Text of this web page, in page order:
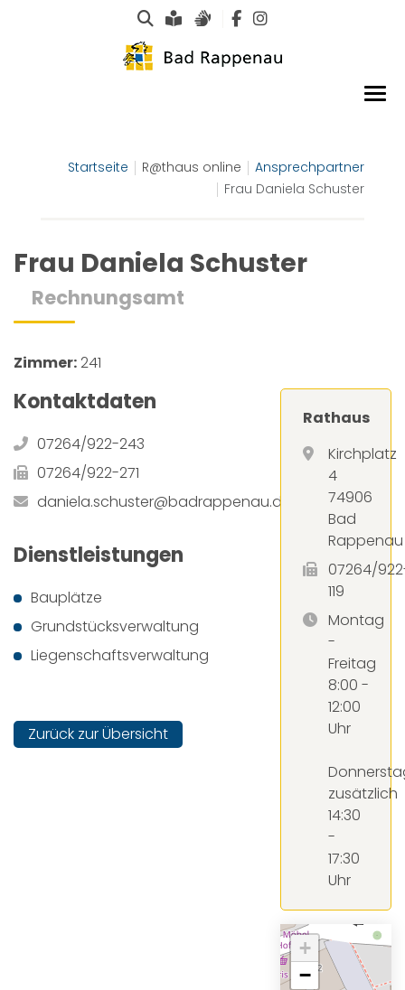
Suche
Leichte Sprache
Gebärdensprachen
Startseite R@thaus online
Ansprechpartner
Frau Daniela Schuster
Frau Daniela Schuster
Rechnungsamt
Zimmer:241
Kontaktdaten
07264/922-243
07264/922-271
daniela.schuster@badrappenau.de
Dienstleistungen
Bauplätze
Grundstücksverwaltung
Liegenschaftsverwaltung
Zurück zur Übersicht
Rathaus
Kirchplatz
4
74906
Bad
Rappenau
07264/
119
Montag
-
Freitag
8:00 -
12:00
Uhr
zusätzlich
14:30
-
17:30
Uhr
+
−